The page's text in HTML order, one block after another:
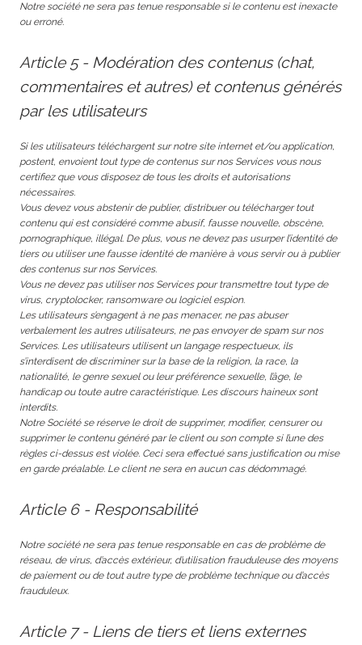
Notre société ne sera pas tenue responsable si le contenu est inexacte
ou erroné.
Article 5 - Modération des contenus (chat,
commentaires et autres) et contenus générés
par les utilisateurs
Si les utilisateurs téléchargent sur notre site internet et/ou application,
postent, envoient tout type de contenus sur nos Services vous nous
certifiez que vous disposez de tous les droits et autorisations
nécessaires.
Vous devez vous abstenir de publier, distribuer ou télécharger tout
contenu qui est considéré comme abusif, fausse nouvelle, obscène,
pornographique, illégal. De plus, vous ne devez pas usurper l’identité de
tiers ou utiliser une fausse identité de manière à vous servir ou à publier
des contenus sur nos Services.
Vous ne devez pas utiliser nos Services pour transmettre tout type de
virus, cryptolocker, ransomware ou logiciel espion.
Les utilisateurs s’engagent à ne pas menacer, ne pas abuser
verbalement les autres utilisateurs, ne pas envoyer de spam sur nos
Services. Les utilisateurs utilisent un langage respectueux, ils
s’interdisent de discriminer sur la base de la religion, la race, la
nationalité, le genre sexuel ou leur préférence sexuelle, l’âge, le
handicap ou toute autre caractéristique. Les discours haineux sont
interdits.
Notre Société se réserve le droit de supprimer, modifier, censurer ou
supprimer le contenu généré par le client ou son compte si l’une des
règles ci-dessus est violée. Ceci sera effectué sans justification ou mise
en garde préalable. Le client ne sera en aucun cas dédommagé.
Article 6 - Responsabilité
Notre société ne sera pas tenue responsable en cas de problème de
réseau, de virus, d’accès extérieur, d’utilisation frauduleuse des moyens
de paiement ou de tout autre type de problème technique ou d’accès
frauduleux.
Article 7 - Liens de tiers et liens externes